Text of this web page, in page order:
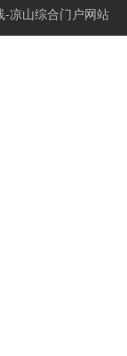
-凉山综合门户网站